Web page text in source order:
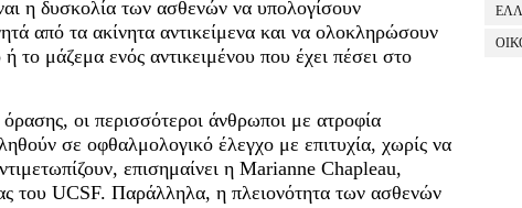
η δυσκολία των ασθενών να υπολογίσουν
από τα ακίνητα αντικείμενα και να ολοκληρώσουν
το μάζεμα ενός αντικειμένου που έχει πέσει στο
οι περισσότεροι άνθρωποι με ατροφία
σε οφθαλμολογικό έλεγχο με επιτυχία, χωρίς να
επισημαίνει η Marianne Chapleau,
του UCSF. Παράλληλα, η πλειονότητα των ασθενών